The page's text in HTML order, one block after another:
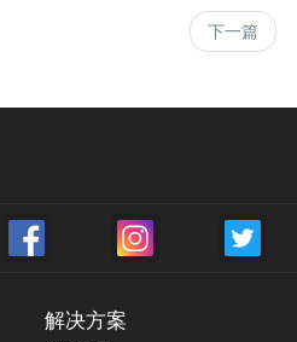
下一篇
解决方案